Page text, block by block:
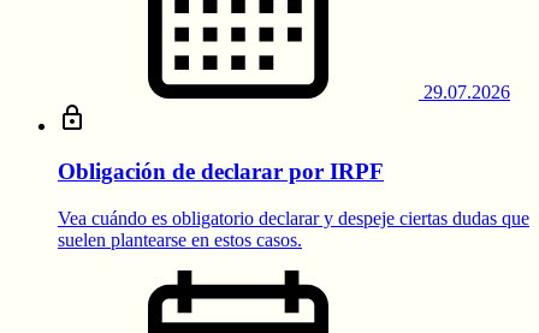
29.07.2026
Obligación de declarar por IRPF
Vea cuándo es obligatorio declarar y despeje ciertas dudas que
suelen plantearse en estos casos.